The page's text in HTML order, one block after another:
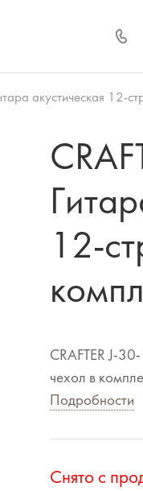
акустическая 12-
12-
CRAFTER J-
чехол в
Подробности
Cнято с